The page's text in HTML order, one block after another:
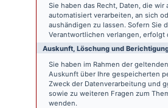
Sie haben das Recht, Daten, die
automatisiert verarbeiten, an sich
aushändigen zu lassen. Sofern Sie
Verantwortlichen verlangen, erfolgt
Auskunft, Löschung und
Sie haben im Rahmen der
Auskunft über Ihre gespeicherten
Zweck der Datenverarbeitung und
sowie zu weiteren Fragen zum
wenden.